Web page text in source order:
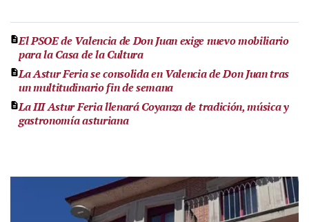
El PSOE de Valencia de Don Juan exige nuevo mobiliario
para la Casa de la Cultura
La Astur Feria se consolida en Valencia de Don Juan tras
un multitudinario fin de semana
La III Astur Feria llenará Coyanza de tradición, música y
gastronomía asturiana